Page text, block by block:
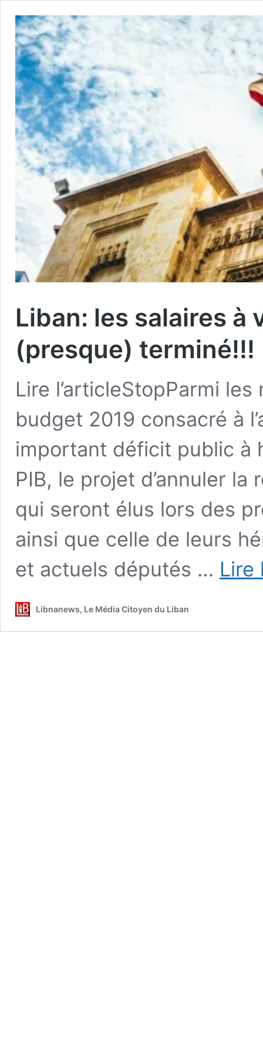
Liban: les salaires à
(presque) terminé!!!
Lire l’articleStopParmi
budget 2019 consacré à
important déficit public à
PIB, le projet d’annuler
qui seront élus lors des
ainsi que celle de leurs
et actuels députés … Lire
Libnanews, Le Média Citoyen du Liban